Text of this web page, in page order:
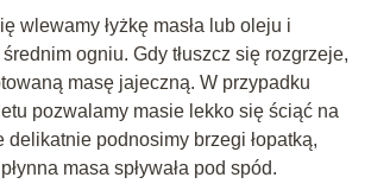
wlewamy łyżkę masła lub oleju i
ogniu. Gdy tłuszcz się rozgrzeje,
masę jajeczną. W przypadku
pozwalamy masie lekko się ściąć na
delikatnie podnosimy brzegi łopatką,
masa spływała pod spód.